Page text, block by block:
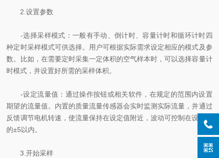
2.设置参数
-选择采样模式：一般有手动、倒计时、容量计时和循环计时四
种定时采样模式可供选择。用户可根据实际需求设定相应的模式及参
数。比如，在需要定时采集一定体积的空气样本时，可以选择容量计
时模式，并设置好所需的采样体积。
-设定流量值：通过操作按钮或相关软件，在规定的范围内设置
期望的流量值。内置的质量流量传感器会实时监测实际流量，并通过
反馈调节电机转速，使流量保持在设定值附近，波动可控制在设定值
的±5以内。
3.开始采样